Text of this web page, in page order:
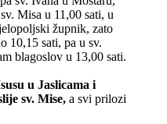
Misa u 11,00 sati, u
župnik, zato
10,15 sati, pa u sv.
blagoslov u 13,00 sati.
u Jaslicama i
sv. Mise, a svi prilozi